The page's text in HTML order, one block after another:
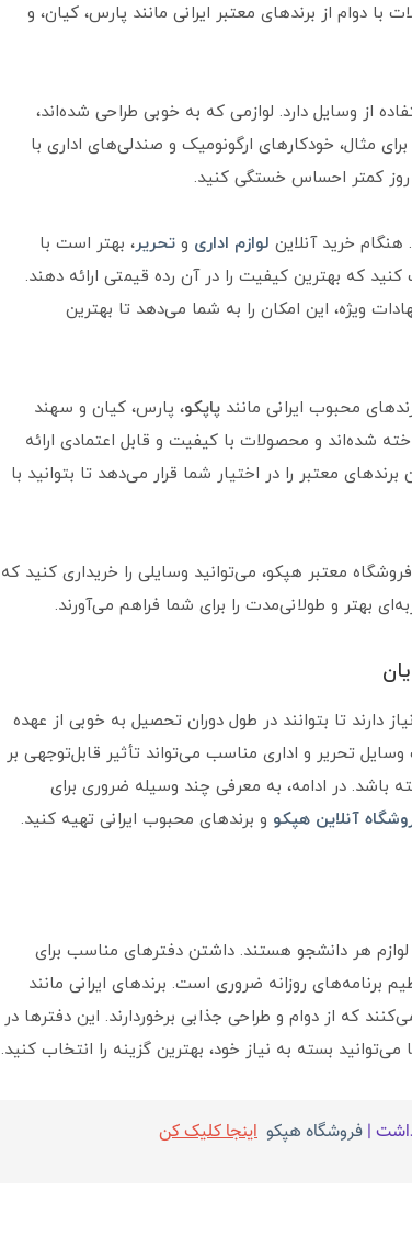
دوام از برندهای معتبر ایرانی مانند پارس، کیان، و
از وسایل دارد. لوازمی که به خوبی طراحی شده‌اند،
مثال، خودکارهای ارگونومیک و صندلی‌های اداری با
کمتر احساس خستگی کنید.
خرید آنلاین لوازم اداری و تحریر، بهتر است با
که بهترین کیفیت را در آن رده قیمتی ارائه دهند.
ویژه، این امکان را به شما می‌دهد تا بهترین
محبوب ایرانی مانند پاپکو، پارس، کیان و سهند
شده‌اند و محصولات با کیفیت و قابل اعتمادی ارائه
معتبر را در اختیار شما قرار می‌دهد تا بتوانید با
معتبر هپکو، می‌توانید وسایلی را خریداری کنید که
بهتر و طولانی‌مدت را برای شما فراهم می‌آورند.
دارند تا بتوانند در طول دوران تحصیل به خوبی از عهده
تحریر و اداری مناسب می‌تواند تأثیر قابل‌توجهی بر
باشد. در ادامه، به معرفی چند وسیله ضروری برای
آنلاین هپکو و برندهای محبوب ایرانی تهیه کنید.
هر دانشجو هستند. داشتن دفترهای مناسب برای
برنامه‌های روزانه ضروری است. برندهای ایرانی مانند
که از دوام و طراحی جذابی برخوردارند. این دفترها در
بسته به نیاز خود، بهترین گزینه را انتخاب کنید.
| فروشگاه هپکو اینجا کلیک کن